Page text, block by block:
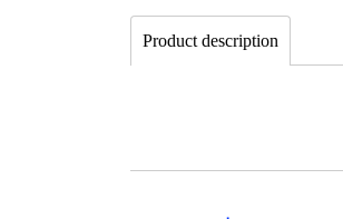
Product description